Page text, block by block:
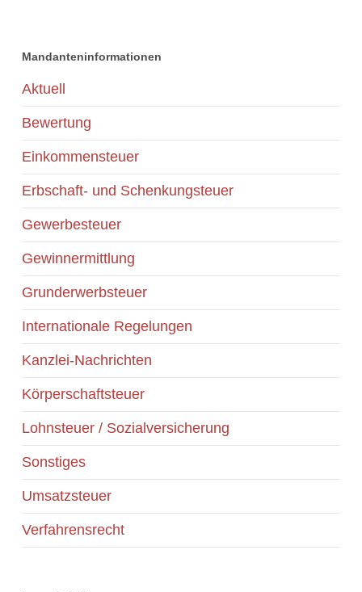
Mandanteninformationen
Aktuell
Bewertung
Einkommensteuer
Erbschaft- und Schenkungsteuer
Gewerbesteuer
Gewinnermittlung
Grunderwerbsteuer
Internationale Regelungen
Kanzlei-Nachrichten
Körperschaftsteuer
Lohnsteuer / Sozialversicherung
Sonstiges
Umsatzsteuer
Verfahrensrecht